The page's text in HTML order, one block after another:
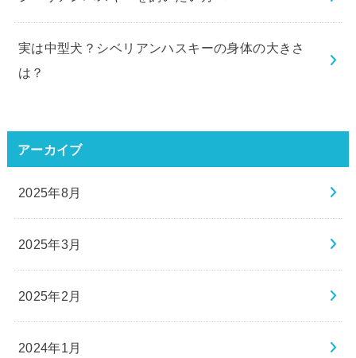
実は中型犬？シベリアンハスキーの身体の大きさ
は？
アーカイブ
2025年8月
2025年3月
2025年2月
2024年1月